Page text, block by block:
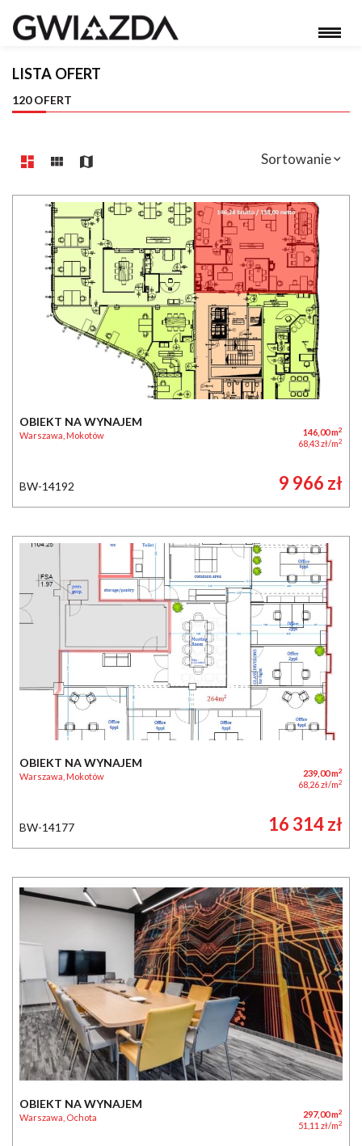
LISTA OFERT
120 OFERT
Sortowanie
OBIEKT NA WYNAJEM
Warszawa, Mokotów 146,00 m2
68,43 zł/m2
BW-14192 9 966 zł
OBIEKT NA WYNAJEM
Warszawa, Mokotów 239,00 m2
68,26 zł/m2
BW-14177 16 314 zł
OBIEKT NA WYNAJEM
Warszawa, Ochota 297,00 m2
51,11 zł/m2